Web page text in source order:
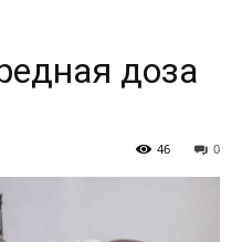
доза
0
46